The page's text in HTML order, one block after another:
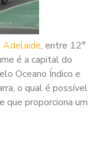
Adelaide, entre 12°
é a capital do
Oceano Índico e
o qual é possível
que proporciona um